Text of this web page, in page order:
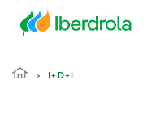
I+D+i